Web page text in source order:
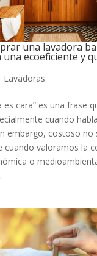
una lavadora
ecoeficiente y
Lavadoras
es cara” es una frase
cuando
embargo, costoso no
cuando valoramos la
o